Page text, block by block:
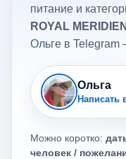
питание и
ROYAL
Ольге в Telegram
Ольга
Написать
Можно коротко:
человек /